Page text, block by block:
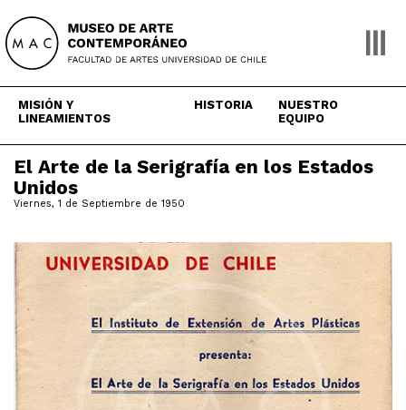
content
MISIÓN Y
LINEAMIENTOS
HISTORIA
NUESTRO
EQUIPO
El Arte de la Serigrafía en los Estados
Unidos
Viernes, 1 de Septiembre de 1950